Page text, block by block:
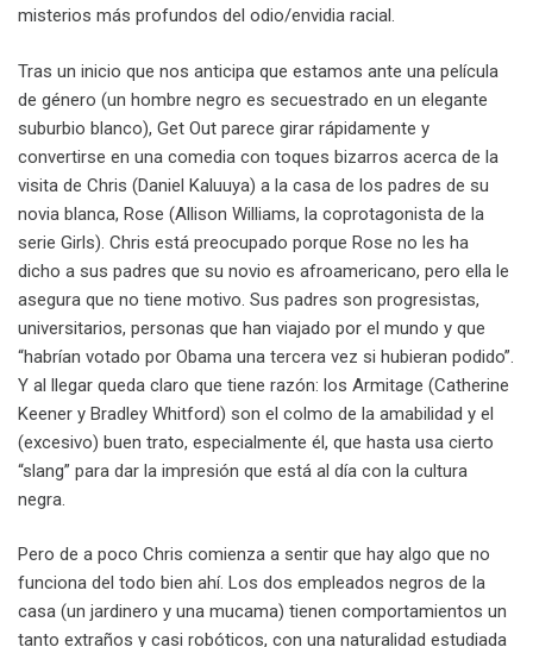
misterios más profundos del odio/envidia racial.
Tras un inicio que nos anticipa que estamos ante una película
de género (un hombre negro es secuestrado en un elegante
suburbio blanco), Get Out parece girar rápidamente y
convertirse en una comedia con toques bizarros acerca de la
visita de Chris (Daniel Kaluuya) a la casa de los padres de su
novia blanca, Rose (Allison Williams, la coprotagonista de la
serie Girls). Chris está preocupado porque Rose no les ha
dicho a sus padres que su novio es afroamericano, pero ella le
asegura que no tiene motivo. Sus padres son progresistas,
universitarios, personas que han viajado por el mundo y que
“habrían votado por Obama una tercera vez si hubieran podido”.
Y al llegar queda claro que tiene razón: los Armitage (Catherine
Keener y Bradley Whitford) son el colmo de la amabilidad y el
(excesivo) buen trato, especialmente él, que hasta usa cierto
“slang” para dar la impresión que está al día con la cultura
negra.
Pero de a poco Chris comienza a sentir que hay algo que no
funciona del todo bien ahí. Los dos empleados negros de la
casa (un jardinero y una mucama) tienen comportamientos un
tanto extraños y casi robóticos, con una naturalidad estudiada